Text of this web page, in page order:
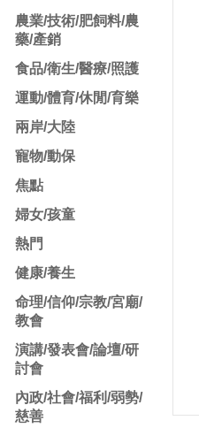
農業/技術/肥飼料/農
藥/產銷
食品/衛生/醫療/照護
運動/體育/休閒/育樂
兩岸/大陸
寵物/動保
焦點
婦女/孩童
熱門
健康/養生
命理/信仰/宗教/宮廟/
教會
演講/發表會/論壇/研
討會
內政/社會/福利/弱勢/
慈善